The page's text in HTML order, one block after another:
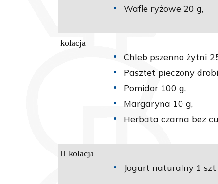
Wafle ryżowe 20 g,
kolacja
Chleb pszenno żytni
Pasztet pieczony
Pomidor 100 g,
Margaryna 10 g,
Herbata czarna bez
II kolacja
Jogurt naturalny 1 szt